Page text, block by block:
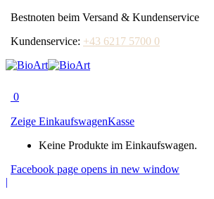
Bestnoten beim Versand & Kundenservice
Kundenservice: +43 6217 5700 0
0
Zeige EinkaufswagenKasse
Keine Produkte im Einkaufswagen.
Facebook page opens in new window
|